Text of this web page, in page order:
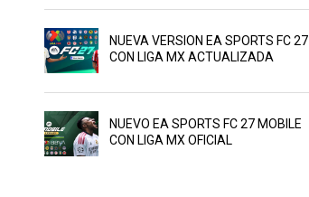
NUEVA VERSION EA SPORTS FC 27
CON LIGA MX ACTUALIZADA
NUEVO EA SPORTS FC 27 MOBILE
CON LIGA MX OFICIAL